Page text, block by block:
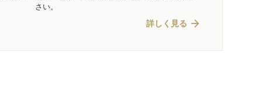
さい。
詳しく見る arrow_forward